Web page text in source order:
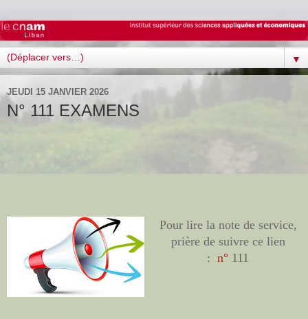
▼
JEUDI 15 JANVIER 2026
N° 111 EXAMENS
Pour lire la note de service,
prière de suivre ce lien
: n° 111